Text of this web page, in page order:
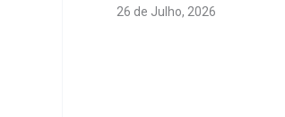
26 de Julho, 2026